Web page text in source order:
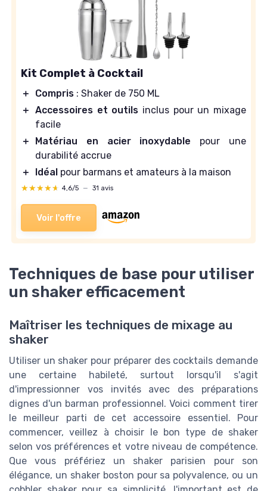
Kit Complet à Cocktail
＋ Compris : Shaker de 750 ML
＋ Accessoires et outils inclus pour un mixage
facile
＋
Matériau en acier inoxydable pour une
durabilité accrue
＋
Idéal pour barmans et amateurs à la maison
★★★★★
★★★★★ 4,6/5 — 31 avis
Voir l'offre
Techniques de base pour utiliser
un shaker efficacement
Maîtriser les techniques de mixage au
shaker
Utiliser un shaker pour préparer des cocktails demande
une certaine habileté, surtout lorsqu'il s'agit
d'impressionner vos invités avec des préparations
dignes d'un barman professionnel. Voici comment tirer
le meilleur parti de cet accessoire essentiel. Pour
commencer, veillez à choisir le bon type de shaker
selon vos préférences et votre niveau de compétence.
Que vous préfériez un shaker parisien pour son
élégance, un shaker boston pour sa polyvalence, ou un